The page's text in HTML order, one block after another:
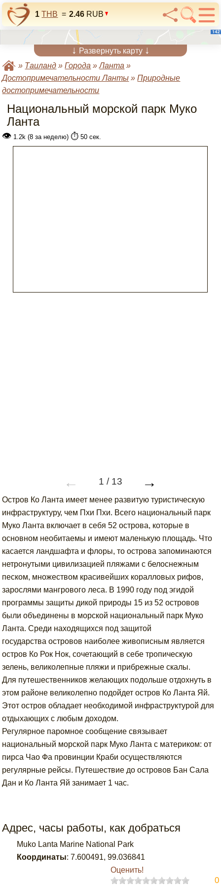
1 THB = 2.46 RUB
↓ Развернуть карту ↓
» Таиланд »Города »Ланта »
Достопримечательности Ланты »Природные
достопримечательности
Национальный морской парк Муко
Ланта
👁 1.2k (8 за неделю) ⏱️ 50 сек.
← 1 / 13 →
Остров Ко Ланта имеет менее развитую туристическую
инфраструктуру, чем Пхи Пхи. Всего национальный парк
Муко Ланта включает в себя 52 острова, которые в
основном необитаемы и имеют маленькую площадь. Что
касается ландшафта и флоры, то острова запоминаются
нетронутыми цивилизацией пляжами с белоснежным
песком, множеством красивейших коралловых рифов,
зарослями мангрового леса. В 1990 году под эгидой
программы защиты дикой природы 15 из 52 островов
были объединены в морской национальный парк Муко
Ланта. Среди находящихся под защитой
государства островов наиболее живописным является
остров Ко Рок Нок, сочетающий в себе тропическую
зелень, великолепные пляжи и прибрежные скалы.
Для путешественников желающих подольше отдохнуть в
этом районе великолепно подойдет остров Ко Ланта Яй.
Этот остров обладает необходимой инфраструктурой для
отдыхающих с любым доходом.
Регулярное паромное сообщение связывает
национальный морской парк Муко Ланта с материком: от
пирса Чао Фа провинции Краби осуществляются
регулярные рейсы. Путешествие до островов Бан Сала
Дан и Ко Ланта Яй занимает 1 час.
Адрес, часы работы, как добраться
Muko Lanta Marine National Park
Координаты: 7.600491,99.036841
Оценить!
0